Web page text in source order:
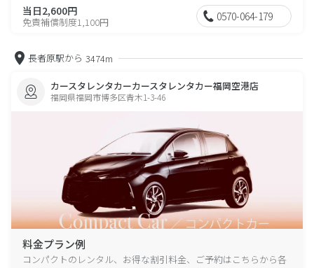
当日2,600円
免責補償制度1,100円 0570-064-179
長者原駅から 3474m
カースタレンタカーカースタレンタカー福岡空港店
福岡県福岡市博多区青木1-3-46
料金プラン例
コンパクトのレンタル、お得な割引料金、ご予約はこちらから各